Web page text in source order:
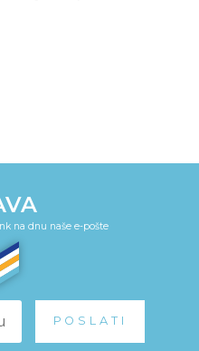
na dnu naše e-pošte